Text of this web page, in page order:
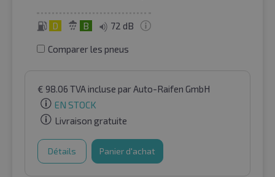
D B 72 dB
Comparer les pneus
€ 98.06 TVA incluse par Auto-Raifen GmbH
EN STOCK
Livraison gratuite
Détails Panier d'achat